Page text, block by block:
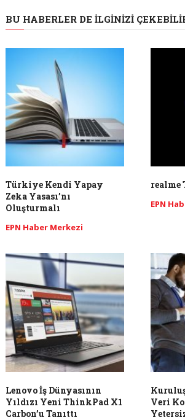
BU HABERLER DE İLGINIZI
Türkiye Kendi Yapay
Zeka Yasası’nı
Oluşturmalı
EPN Haber Merkezi
realme
EPN
Lenovo İş Dünyasının
Yıldızı Yeni ThinkPad X1
Carbon’u Tanıttı
Veri